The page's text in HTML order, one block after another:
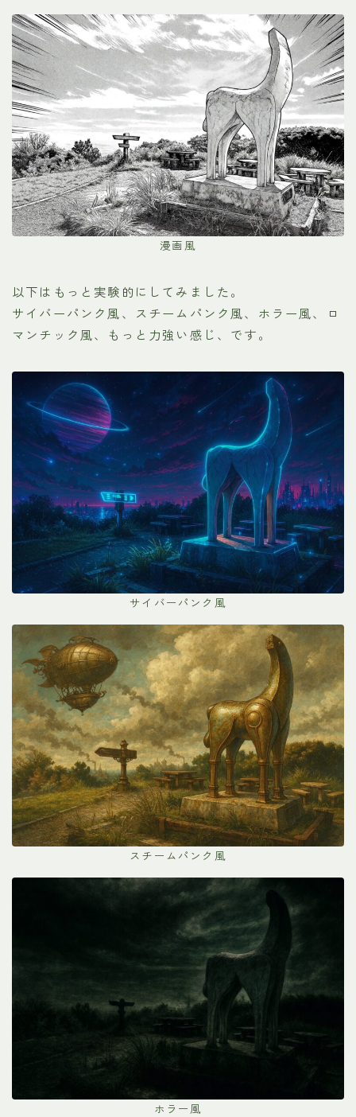
漫画風
以下はもっと実験的にしてみました。
サイバーパンク風、スチームパンク風、ホラー風、ロ
マンチック風、もっと力強い感じ、です。
サイバーパンク風
スチームパンク風
ホラー風